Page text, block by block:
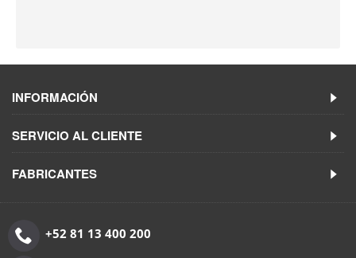
INFORMACIÓN
SERVICIO AL CLIENTE
FABRICANTES
+52 81 13 400 200